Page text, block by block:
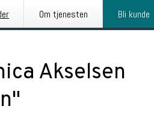
Om tjenesten Bli kunde
Akselsen